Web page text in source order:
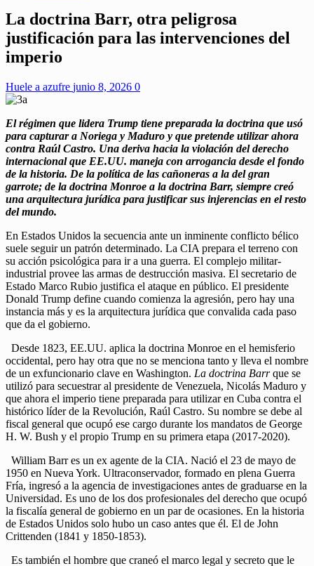
La doctrina Barr, otra peligrosa
justificación para las intervenciones del
imperio
Huele a azufre junio 8, 2026 0
El régimen que lidera Trump tiene preparada la doctrina que usó
para capturar a Noriega y Maduro y que pretende utilizar ahora
contra Raúl Castro. Una deriva hacia la violación del derecho
internacional que EE.UU. maneja con arrogancia desde el fondo
de la historia. De la política de las cañoneras a la del gran
garrote; de la doctrina Monroe a la doctrina Barr, siempre creó
una arquitectura jurídica para justificar sus injerencias en el resto
del mundo.
En Estados Unidos la secuencia ante un inminente conflicto bélico
suele seguir un patrón determinado. La CIA prepara el terreno con
su acción psicológica para ir a una guerra. El complejo militar-
industrial provee las armas de destrucción masiva. El secretario de
Estado Marco Rubio justifica el ataque en público. El presidente
Donald Trump define cuando comienza la agresión, pero hay una
instancia más y es la arquitectura jurídica que convalida cada paso
que da el gobierno.
Desde 1823, EE.UU. aplica la doctrina Monroe en el hemisferio
occidental, pero hay otra que no se menciona tanto y lleva el nombre
de un exfuncionario clave en Washington. La doctrina Barrque se
utilizó para secuestrar al presidente de Venezuela, Nicolás Maduro y
que ahora el imperio tiene preparada para utilizar en Cuba contra el
histórico líder de la Revolución, Raúl Castro. Su nombre se debe al
fiscal general que ocupó ese cargo durante los mandatos de George
H. W. Bush y el propio Trump en su primera etapa (2017-2020).
William Barr es un ex agente de la CIA. Nació el 23 de mayo de
1950 en Nueva York. Ultraconservador, formado en plena Guerra
Fría, ingresó a la agencia de investigaciones antes de graduarse en la
Universidad. Es uno de los dos profesionales del derecho que ocupó
la fiscalía general de gobierno en un par de ocasiones. En la historia
de Estados Unidos solo hubo un caso antes que él. El de John
Crittenden (1841 y 1850-1853).
Es también el hombre que craneó el marco legal y secreto que le